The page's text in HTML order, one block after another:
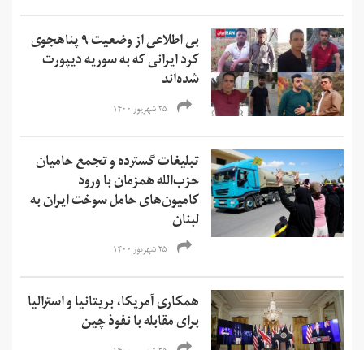
بی اطلاعی از وضعیت ۹ پناهجوی
کرد ایرانی که به سوریه دیپورت
شده‌اند
۲۵ شهریور ۱۴۰۰
تبلیغات گسترده و تجمع حامیان
حزب‌الله همزمان با ورود
کامیون‌های حامل سوخت ایران به
لبنان
۲۵ شهریور ۱۴۰۰
همکاری آمریکا، بریتانیا و استرالیا
برای مقابله با نفوذ چین